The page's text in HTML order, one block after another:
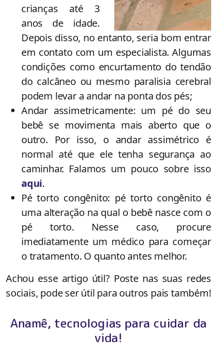
crianças até 3
anos de idade.
Depois disso, no entanto, seria bom entrar
em contato com um especialista. Algumas
condições como encurtamento do tendão
do calcâneo ou mesmo paralisia cerebral
podem levar a andar na ponta dos pés;
Andar assimetricamente: um pé do seu
bebê se movimenta mais aberto que o
outro. Por isso, o andar assimétrico é
normal até que ele tenha segurança ao
caminhar. Falamos um pouco sobre isso
aqui.
Pé torto congênito: pé torto congênito é
uma alteração na qual o bebê nasce com o
pé torto. Nesse caso, procure
imediatamente um médico para começar
o tratamento. O quanto antes melhor.
Achou esse artigo útil? Poste nas suas redes
sociais, pode ser útil para outros pais também!
Anamê, tecnologias para cuidar da
vida!